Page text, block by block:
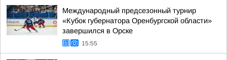
Международный предсезонный турнир
«Кубок губернатора Оренбургской области»
завершился в Орске
15:55